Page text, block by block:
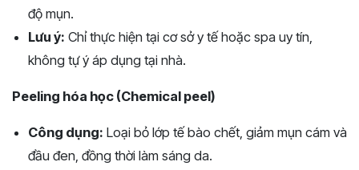
độ mụn.
Lưu ý: Chỉ thực hiện tại cơ sở y tế hoặc spa uy tín,
không tự ý áp dụng tại nhà.
Peeling hóa học (Chemical peel)
Công dụng: Loại bỏ lớp tế bào chết, giảm mụn cám và
đầu đen, đồng thời làm sáng da.